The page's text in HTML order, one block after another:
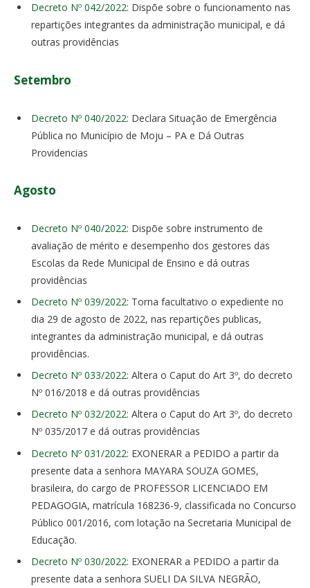
Decreto Nº 042/2022: Dispõe sobre o funcionamento nas
repartições integrantes da administração municipal, e dá
outras providências
Setembro
Decreto Nº 040/2022: Declara Situação de Emergência
Pública no Município de Moju – PA e Dá Outras
Providencias
Agosto
Decreto Nº 040/2022: Dispõe sobre instrumento de
avaliação de mérito e desempenho dos gestores das
Escolas da Rede Municipal de Ensino e dá outras
providências
Decreto Nº 039/2022: Torna facultativo o expediente no
dia 29 de agosto de 2022, nas repartições publicas,
integrantes da administração municipal, e dá outras
providências.
Decreto Nº 033/2022: Altera o Caput do Art 3º, do decreto
Nº 016/2018 e dá outras providências
Decreto Nº 032/2022: Altera o Caput do Art 3º, do decreto
Nº 035/2017 e dá outras providências
Decreto Nº 031/2022: EXONERAR a PEDIDO a partir da
presente data a senhora MAYARA SOUZA GOMES,
brasileira, do cargo de PROFESSOR LICENCIADO EM
PEDAGOGIA, matrícula 168236-9, classificada no Concurso
Público 001/2016, com lotação na Secretaria Municipal de
Educação.
Decreto Nº 030/2022: EXONERAR a PEDIDO a partir da
presente data a senhora SUELI DA SILVA NEGRÃO,